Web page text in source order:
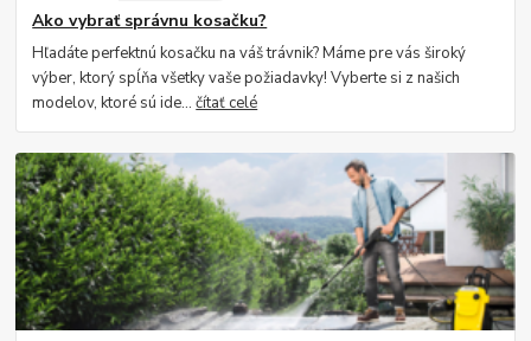
Ako vybrať správnu kosačku?
Hľadáte perfektnú kosačku na váš trávnik? Máme pre vás široký
výber, ktorý spĺňa všetky vaše požiadavky! Vyberte si z našich
modelov, ktoré sú ide...čítať celé